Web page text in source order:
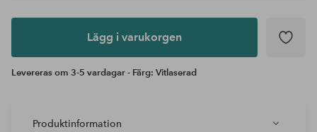
Lägg i varukorgen
Levereras om 3-5 vardagar - Färg: Vitlaserad
Produktinformation